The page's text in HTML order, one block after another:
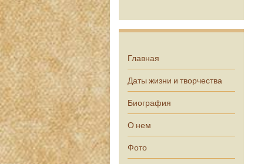
Главная
Даты жизни и творчества
Биография
О нем
Фото